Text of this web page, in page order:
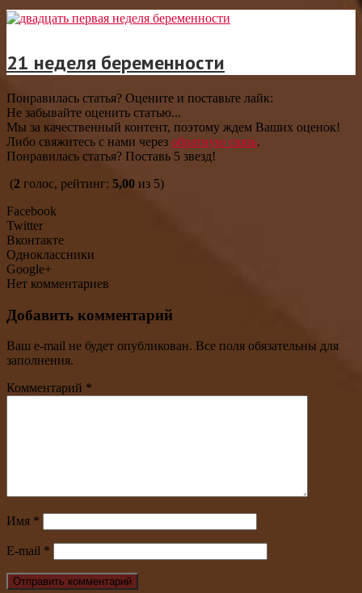
21 неделя беременности
Понравилась статья? Оцените и поставьте лайк:
Не забывайте оценить статью...
Мы за качественный контент, поэтому ждем Ваших оценок!
Либо свяжитесь с нами через обратную связь.
Понравилась статья? Поставь 5 звезд!
(2 голос, рейтинг: 5,00 из 5)
Facebook
Twitter
Вконтакте
Одноклассники
Google+
Нет комментариев
Добавить комментарий
Ваш e-mail не будет опубликован. Все поля обязательны для
заполнения.
Комментарий *
Имя *
E-mail *